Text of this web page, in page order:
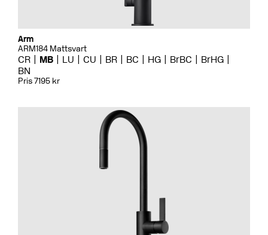
Arm
ARM184 Mattsvart
CR MB LU CU BR BC HG BrBC
BrHG
BN
Pris 7195 kr